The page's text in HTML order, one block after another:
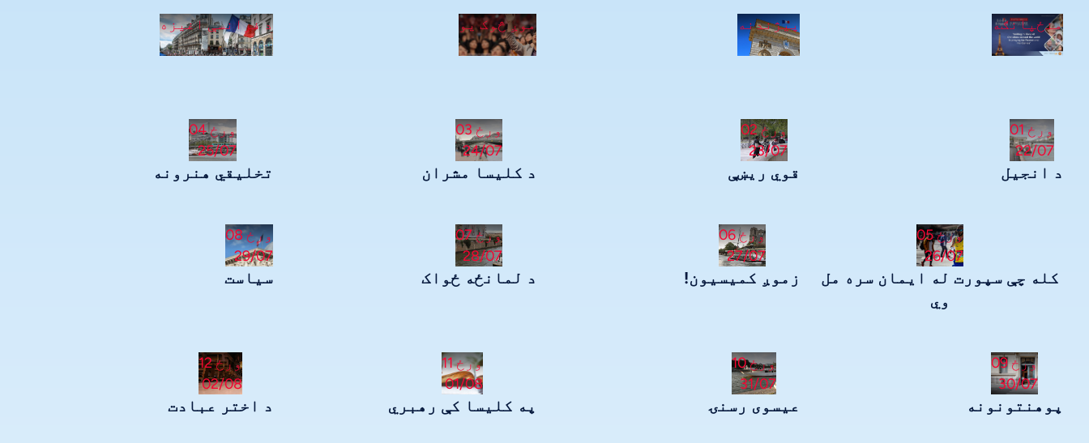
منځپانګه پیژندنه موږ څوک یو د فرانسې اغیزه
ورځ 01
22/07
د انجیل
ورځ 02
23/07
قوي ریښې
ورځ 03
24/07
د کلیسا مشران
ورځ 04
25/07
تخلیقي هنرونه
ورځ 05
26/07
کله چې سپورت له ایمان سره مل
وي
ورځ 06
27/07
زموږ کمیسیون!
ورځ 07
28/07
د لمانځه ځواک
ورځ 08
29/07
سیاست
ورځ 09
30/07
پوهنتونونه
ورځ 10
31/07
عیسوی رسنۍ
ورځ 11
01/08
په کلیسا کې رهبري
ورځ 12
02/08
د اختر عبادت